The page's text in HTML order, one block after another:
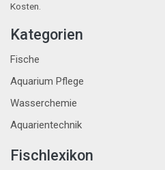
Kosten.
Kategorien
Fische
Aquarium Pflege
Wasserchemie
Aquarientechnik
Fischlexikon